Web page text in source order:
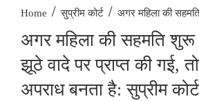
Home / सुप्रीम कोर्ट / अगर महिला की
अगर महिला की सहमति शुरू
झूठे वादे पर प्राप्त की गई,
अपराध बनता है: सुप्रीम कोर्ट